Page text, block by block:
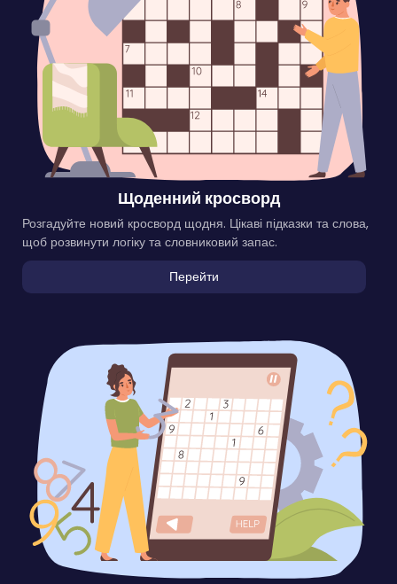
Щоденний кросворд
Розгадуйте новий кросворд щодня. Цікаві підказки та слова,
щоб розвинути логіку та словниковий запас.
Перейти